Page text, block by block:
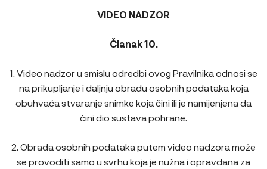
VIDEO NADZOR
Članak 10.
1. Video nadzor u smislu odredbi ovog Pravilnika odnosi se
na prikupljanje i daljnju obradu osobnih podataka koja
obuhvaća stvaranje snimke koja čini ili je namijenjena da
čini dio sustava pohrane.
2. Obrada osobnih podataka putem video nadzora može
se provoditi samo u svrhu koja je nužna i opravdana za